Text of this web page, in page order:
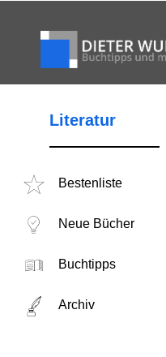
Literatur
Bestenliste
Neue Bücher
Buchtipps
Archiv